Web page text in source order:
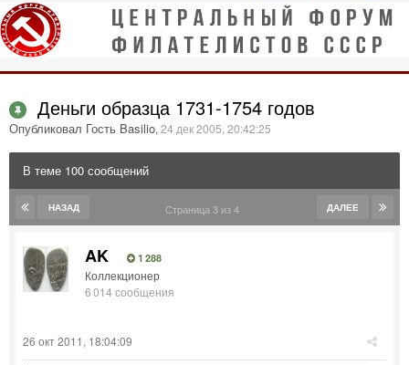
Деньги образца 1731-1754 годов
Опубликовал Гость Basilio, 24 дек 2005, 20:42:25
В теме 100 сообщений
НАЗАД ДАЛЕЕ
Страница 3 из 4
AK 1 288
Коллекционер
6 014 сообщения
26 окт 2011, 18:04:09